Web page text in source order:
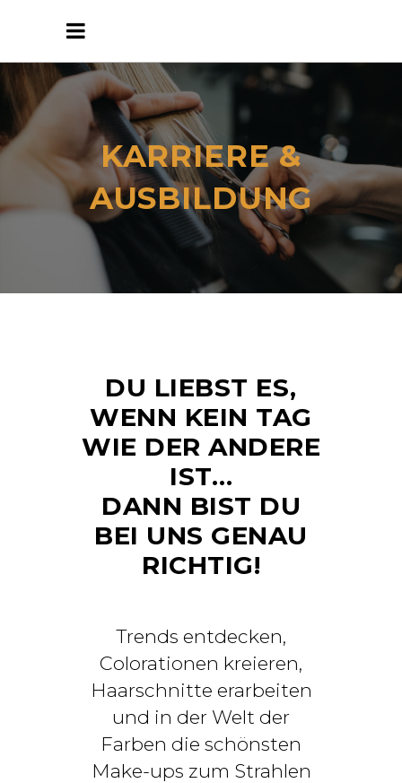
KARRIERE &
AUSBILDUNG
DU LIEBST ES,
WENN KEIN TAG
WIE DER ANDERE
IST…
DANN BIST DU
BEI UNS GENAU
RICHTIG!
Trends entdecken,
Colorationen kreieren,
Haarschnitte erarbeiten
und in der Welt der
Farben die schönsten
Make-ups zum Strahlen